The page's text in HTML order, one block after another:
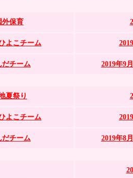
保育
よこチーム
チーム 2019年9
夏祭り
よこチーム
チーム 2019年8